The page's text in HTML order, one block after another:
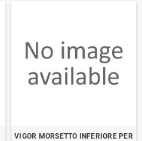
VIGOR MORSETTO INFERIORE PER